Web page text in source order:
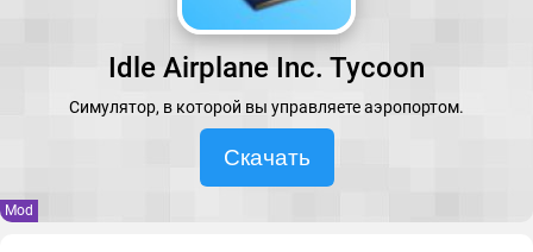
Idle Airplane Inc. Tycoon
Симулятор, в которой вы управляете аэропортом.
Скачать
Mod